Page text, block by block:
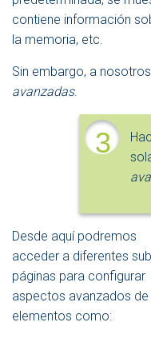
contiene información
la memoria, etc.
Sin embargo, a
avanzadas.
3
Desde aquí podremos
acceder a diferentes
páginas para configurar
aspectos avanzados de
elementos como: